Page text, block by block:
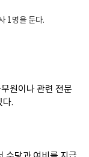
1명을 둔다.
원이나 관련 전문
다.